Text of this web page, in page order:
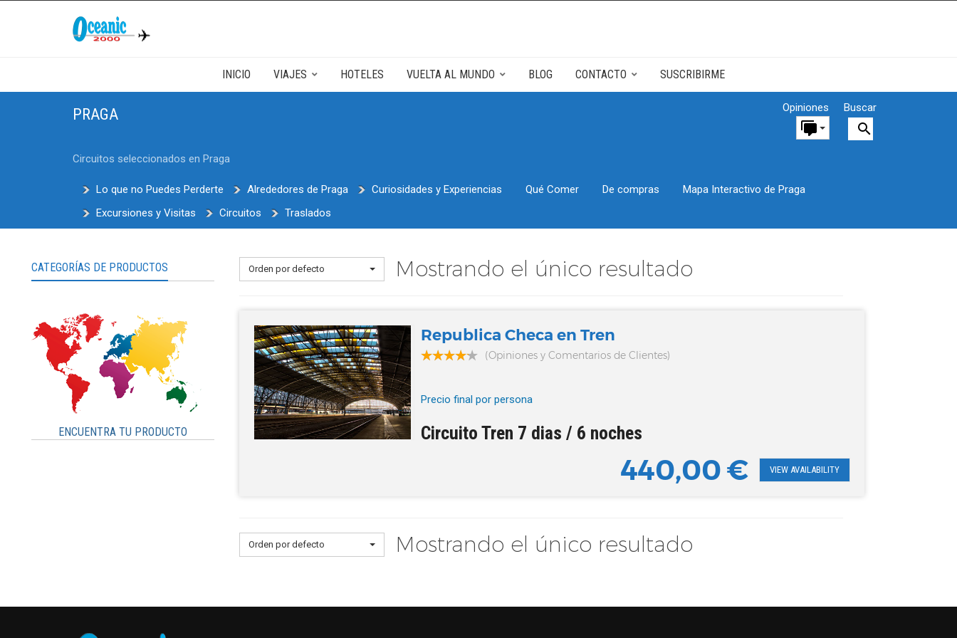
INICIO VIAJES HOTELES VUELTA AL MUNDO BLOG CONTACTO SUSCRIBIRME
Opiniones Buscar
PRAGA
Circuitos seleccionados en Praga
Lo que no Puedes Perderte Alrededores de Praga Curiosidades y Experiencias Qué Comer De compras
Mapa Interactivo de Praga
Excursiones y Visitas
Circuitos Traslados
Orden por defecto Mostrando el único resultado
Republica Checa en Tren
(Opiniones y Comentarios de Clientes)
Precio final por persona
Circuito Tren 7 dias / 6 noches
VIEW AVAILABILITY
440,00€
Orden por defecto Mostrando el único resultado
CATEGORÍAS DE PRODUCTOS
ENCUENTRA TU PRODUCTO
Excursiones, visitas y entradas
Europa
Almeria
Grecia
Atenas
Budapest
Florencia
Portugal
Lisboa Oporto
Republica Checa
Brno Praga
America
Mayores de 55
España en autocar